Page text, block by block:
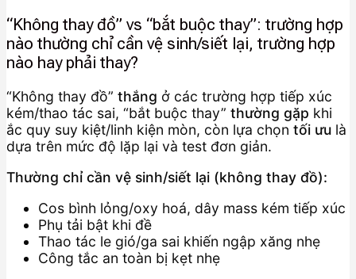
“Không thay đồ” vs “bắt buộc thay”: trường hợp
nào thường chỉ cần vệ sinh/siết lại, trường hợp
nào hay phải thay?
“Không thay đồ” thắng ở các trường hợp tiếp xúc
kém/thao tác sai, “bắt buộc thay” thường gặp khi
ắc quy suy kiệt/linh kiện mòn, còn lựa chọn tối ưu là
dựa trên mức độ lặp lại và test đơn giản.
Thường chỉ cần vệ sinh/siết lại (không thay đồ):
Cos bình lỏng/oxy hoá, dây mass kém tiếp xúc
Phụ tải bật khi đề
Thao tác le gió/ga sai khiến ngập xăng nhẹ
Công tắc an toàn bị kẹt nhẹ